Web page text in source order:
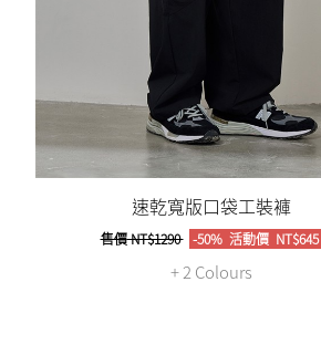
速乾寬版口袋工裝褲
售價NT$1290 -50% 活動價NT$645
+ 2 Colours